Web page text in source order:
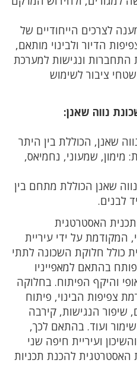
לצרכים הייחודיים של
הדיור ולבינוי מותאם,
התחברות ונגישות למערכת
ציבור לשימוש
נווה שאנן:
שאנן, הכוללת בין היתר
מימון, שמעוני, נחמיאס,
שאנן הכוללת מתחם בין
לבנים.
האסטרטגית
המקודמת על ידי עיריית
כולל חלוקת השכונה לתתי
בהתאם למאפייניו
והיקף הפיתוח. בחלוקה
צפיפות הבינוי, פיתוח
שיפור הנגישות, קירבה
שימור ועוד. בהתאם לכך,
ועיריית חיפה שני
להכנת תכניות